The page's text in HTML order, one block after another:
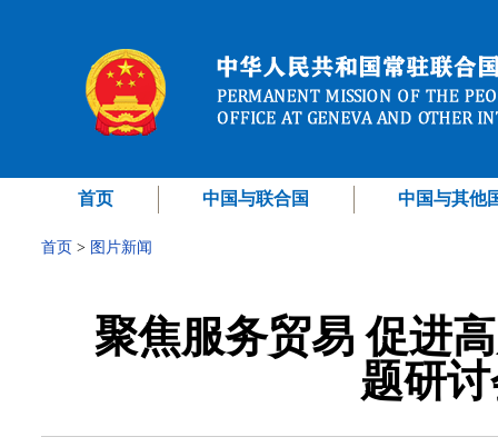
首页 中国与联合国 中国与其他
首页 > 图片新闻
聚焦服务贸易 促进
题研